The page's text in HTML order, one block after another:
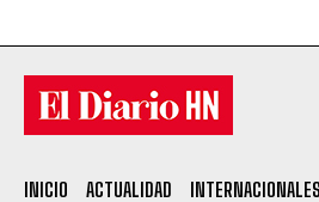
INICIO ACTUALIDAD INTERNACIONALES